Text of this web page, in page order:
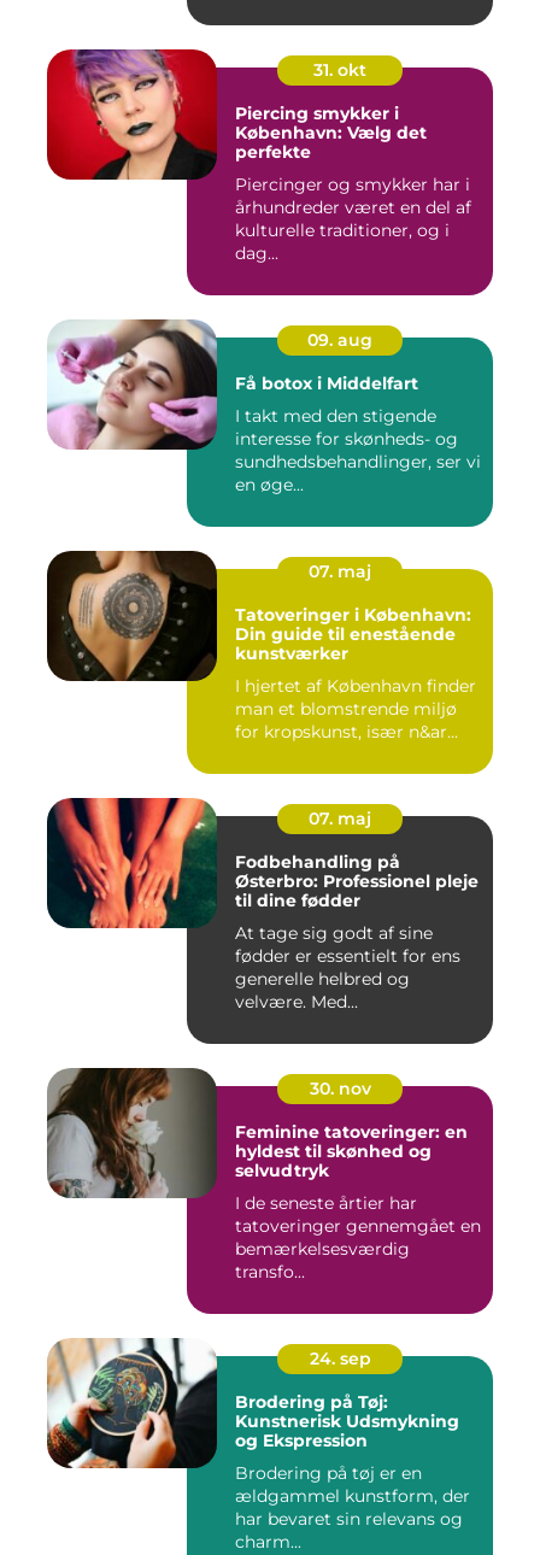
31. okt
Piercing smykker i
København: Vælg det
perfekte
Piercinger og smykker har i
århundreder været en del af
kulturelle traditioner, og i
dag...
09. aug
Få botox i Middelfart
I takt med den stigende
interesse for skønheds- og
sundhedsbehandlinger, ser vi
en øge...
07. maj
Tatoveringer i København:
Din guide til enestående
kunstværker
I hjertet af København finder
man et blomstrende miljø
for kropskunst, især n&ar...
07. maj
Fodbehandling på
Østerbro: Professionel pleje
til dine fødder
At tage sig godt af sine
fødder er essentielt for ens
generelle helbred og
velvære. Med...
30. nov
Feminine tatoveringer: en
hyldest til skønhed og
selvudtryk
I de seneste årtier har
tatoveringer gennemgået en
bemærkelsesværdig
transfo...
24. sep
Brodering på Tøj:
Kunstnerisk Udsmykning
og Ekspression
Brodering på tøj er en
ældgammel kunstform, der
har bevaret sin relevans og
charm...